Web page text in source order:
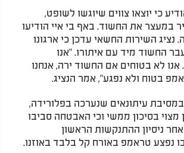
כי יוצאו צווים שיוגשו לשופט,
במעצר את החשוד. באף בי איי הודיעו
נציג השירות החשאי עדכן כי ארגונו
החשוד מיד עם איתורו. "אנו
אנו לא בטוחים אם החשוד ירה, אנחנו
בטוח ולא נפגע", אמר הנציג.
עיתונאים שנערכה בפלורידה,
מצוי בסיכון ממשי וכי האבטחה סביבו
ניסיון ההתנקשות הראשון
נפצע טראמפ באורח קל בלבד באוזנו.